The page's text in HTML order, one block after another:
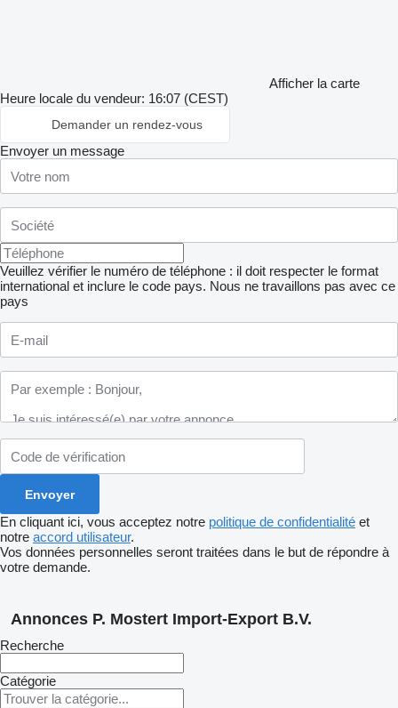
Afficher la carte
Heure locale du vendeur: 16:07 (CEST)
Demander un rendez-vous
Envoyer un message
Veuillez vérifier le numéro de téléphone : il doit respecter le format
international et inclure le code pays. Nous ne travaillons pas avec ce
pays
En cliquant ici, vous acceptez notre politique de confidentialité et
notre accord utilisateur.
Vos données personnelles seront traitées dans le but de répondre à
votre demande.
Annonces P. Mostert Import-Export B.V.
Recherche
Catégorie